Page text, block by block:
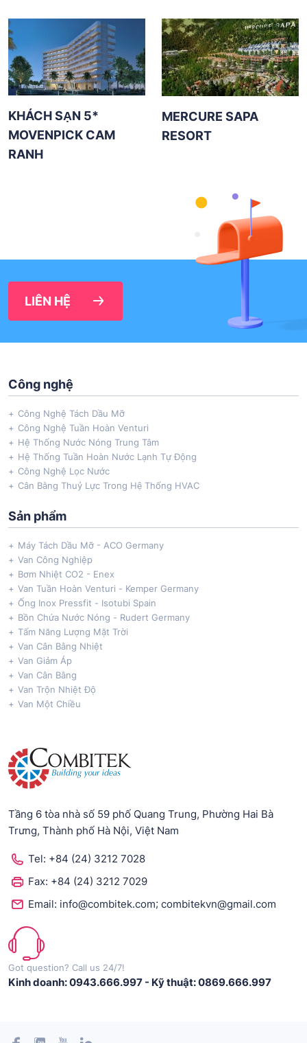
KHÁCH SẠN 5*
MOVENPICK CAM
RANH
MERCURE SAPA
RESORT
LIÊN HỆ
Công nghệ
Công Nghệ Tách Dầu Mỡ
Công Nghệ Tuần Hoàn Venturi
Hệ Thống Nước Nóng Trung Tâm
Hệ Thống Tuần Hoàn Nước Lạnh Tự Động
Công Nghệ Lọc Nước
Cân Bằng Thuỷ Lực Trong Hệ Thống HVAC
Sản phẩm
Máy Tách Dầu Mỡ - ACO Germany
Van Công Nghiệp
Bơm Nhiệt CO2 - Enex
Van Tuần Hoàn Venturi - Kemper Germany
Ống Inox Pressfit - Isotubi Spain
Bồn Chứa Nước Nóng - Rudert Germany
Tấm Năng Lượng Mặt Trời
Van Cân Bằng Nhiệt
Van Giảm Áp
Van Cân Bằng
Van Trộn Nhiệt Độ
Van Một Chiều
Tầng 6 tòa nhà số 59 phố Quang Trung, Phường Hai Bà
Trưng, Thành phố Hà Nội, Việt Nam
Tel: +84 (24) 3212 7028
Fax: +84 (24) 3212 7029
Email: info@combitek.com; combitekvn@gmail.com
Got question? Call us 24/7!
Kinh doanh: 0943.666.997 - Kỹ thuật: 0869.666.997